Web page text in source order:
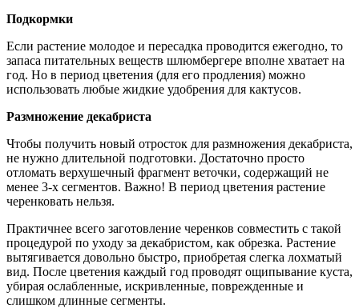
Подкормки
Если растение молодое и пересадка проводится ежегодно, то
запаса питательных веществ шлюмбергере вполне хватает на
год. Но в период цветения (для его продления) можно
использовать любые жидкие удобрения для кактусов.
Размножение декабриста
Чтобы получить новый отросток для размножения декабриста,
не нужно длительной подготовки. Достаточно просто
отломать верхушечный фрагмент веточки, содержащий не
менее 3-х сегментов. Важно! В период цветения растение
черенковать нельзя.
Практичнее всего заготовление черенков совместить с такой
процедурой по уходу за декабристом, как обрезка. Растение
вытягивается довольно быстро, приобретая слегка лохматый
вид. После цветения каждый год проводят ощипывание куста,
убирая ослабленные, искривленные, поврежденные и
слишком длинные сегменты.